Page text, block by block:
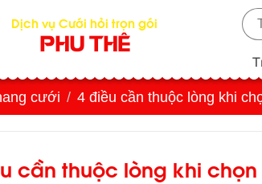
Dịch vụ Cưới hỏi trọn gói
PHU THÊ
cưới 4 điều cần thuộc lòng khi
cần thuộc lòng khi